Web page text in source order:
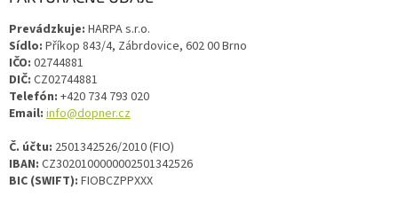
Prevádzkuje: HARPA s.r.o.
Sídlo: Příkop 843/4, Zábrdovice, 602 00 Brno
IČO: 02744881
DIČ: CZ02744881
Telefón: +420 734 793 020
Email: info@dopner.cz
Č. účtu: 2501342526/2010 (FIO)
IBAN: CZ3020100000002501342526
BIC (SWIFT): FIOBCZPPXXX